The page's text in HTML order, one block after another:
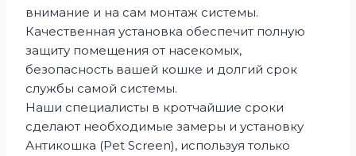
внимание и на сам монтаж системы.
Качественная установка обеспечит полную
защиту помещения от насекомых,
безопасность вашей кошке и долгий срок
службы самой системы.
Наши специалисты в кротчайшие сроки
сделают необходимые замеры и установку
Антикошка (Pet Screen), используя только